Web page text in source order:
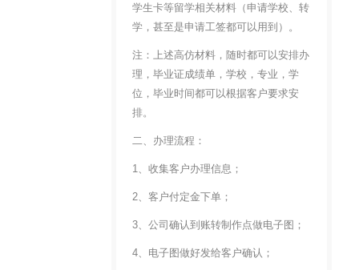
学生卡等留学相关材料（申请学校、转
学，甚至是申请工签都可以用到）。
注：上述高仿材料，随时都可以安排办
理，毕业证成绩单，学校，专业，学
位，毕业时间都可以根据客户要求安
排。
二、办理流程：
1、收集客户办理信息；
2、客户付定金下单；
3、公司确认到账转制作点做电子图；
4、电子图做好发给客户确认；